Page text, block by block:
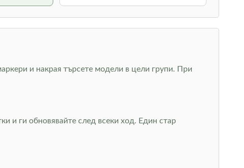
и накрая търсете модели в цели групи. При
и ги обновявайте след всеки ход. Един стар